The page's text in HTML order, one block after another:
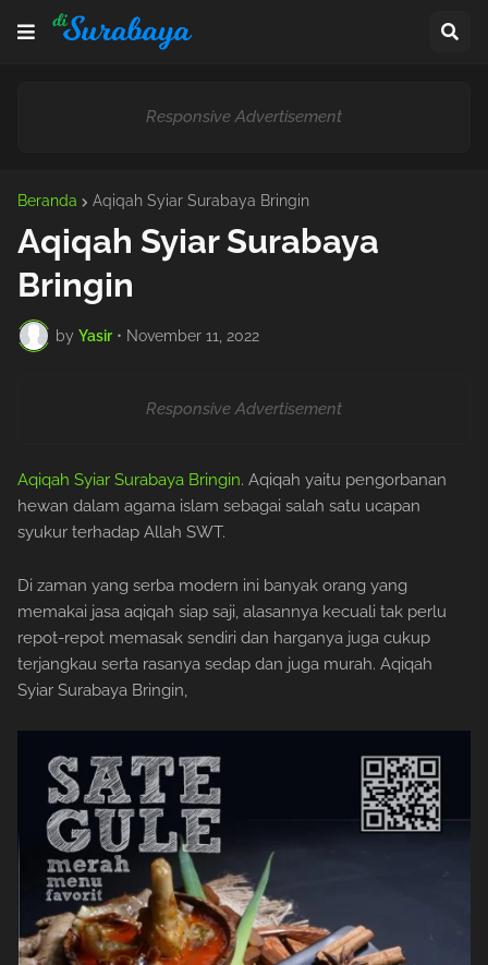
Responsive Advertisement
Beranda Aqiqah Syiar Surabaya Bringin
Aqiqah Syiar Surabaya
Bringin
by Yasir • November 11, 2022
Responsive Advertisement
Aqiqah Syiar Surabaya Bringin. Aqiqah yaitu pengorbanan
hewan dalam agama islam sebagai salah satu ucapan
syukur terhadap Allah SWT.
Di zaman yang serba modern ini banyak orang yang
memakai jasa aqiqah siap saji, alasannya kecuali tak perlu
repot-repot memasak sendiri dan harganya juga cukup
terjangkau serta rasanya sedap dan juga murah. Aqiqah
Syiar Surabaya Bringin,